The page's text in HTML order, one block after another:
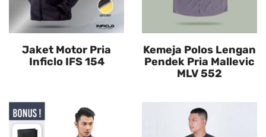
Jaket Motor Pria
Inficlo IFS 154
Kemeja Polos Lengan
Pendek Pria Mallevic
MLV 552